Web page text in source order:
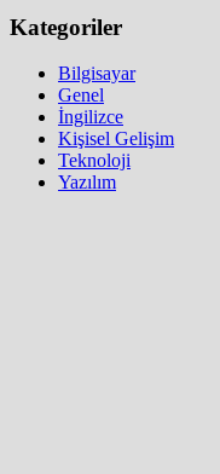
Kategoriler
Bilgisayar
Genel
İngilizce
Kişisel Gelişim
Teknoloji
Yazılım